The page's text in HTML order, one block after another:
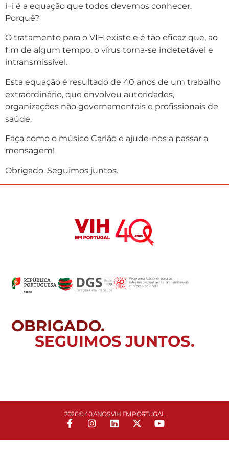
i=i é a equação que todos devemos conhecer.
Porquê?
O tratamento para o VIH existe e é tão eficaz que, ao
fim de algum tempo, o vírus torna-se indetetável e
intransmissível.
Esta equação é resultado de 40 anos de um trabalho
extraordinário, que envolveu autoridades,
organizações não governamentais e profissionais de
saúde.
Faça como o músico Carlão e ajude-nos a passar a
mensagem!
Obrigado. Seguimos juntos.
OBRIGADO.
SEGUIMOS JUNTOS.
2026 © 40 ANOS VIH EM PORTUGAL